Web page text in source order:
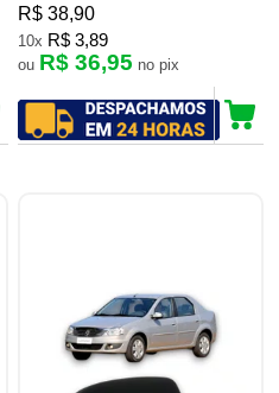
R$ 38,90
10x R$ 3,89
ou R$ 36,95 no pix